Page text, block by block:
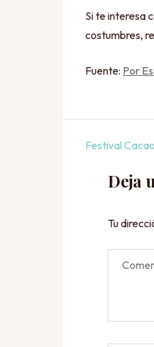
Si te interesa
costumbres,
Fuente: Por
entradas
Festival
Deja
Tu